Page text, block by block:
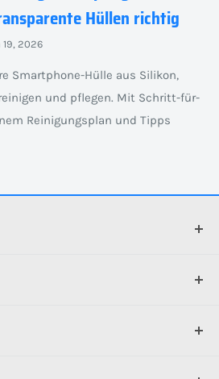
Hüllen richtig
19, 2026
Smartphone-Hülle aus Silikon,
und pflegen. Mit Schritt-für-
Reinigungsplan und Tipps
So funktioniert's